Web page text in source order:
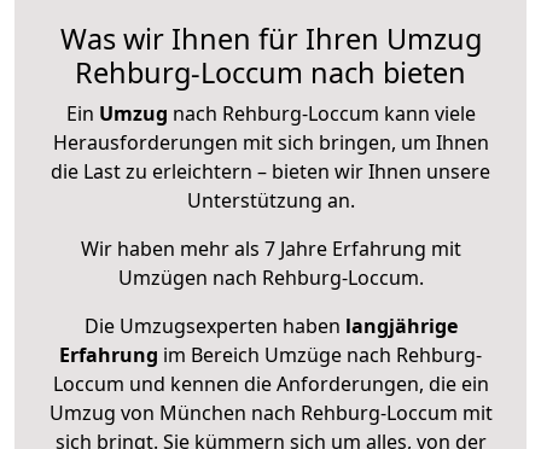
Was wir Ihnen für Ihren Umzug
Rehburg-Loccum nach bieten
Ein Umzug nach Rehburg-Loccum kann viele
Herausforderungen mit sich bringen, um Ihnen
die Last zu erleichtern – bieten wir Ihnen unsere
Unterstützung an.
Wir haben mehr als 7 Jahre Erfahrung mit
Umzügen nach Rehburg-Loccum.
Die Umzugsexperten haben langjährige
Erfahrung im Bereich Umzüge nach Rehburg-
Loccum und kennen die Anforderungen, die ein
Umzug von München nach Rehburg-Loccum mit
sich bringt. Sie kümmern sich um alles, von der